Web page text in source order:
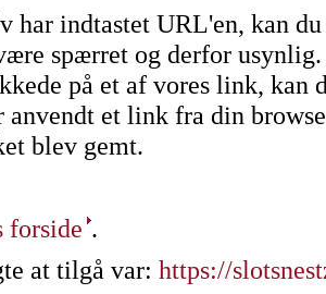
har indtastet URL'en, kan
spærret og derfor usynlig.
på et af vores link, kan
anvendt et link fra din
blev gemt.
forside .
at tilgå var: https://